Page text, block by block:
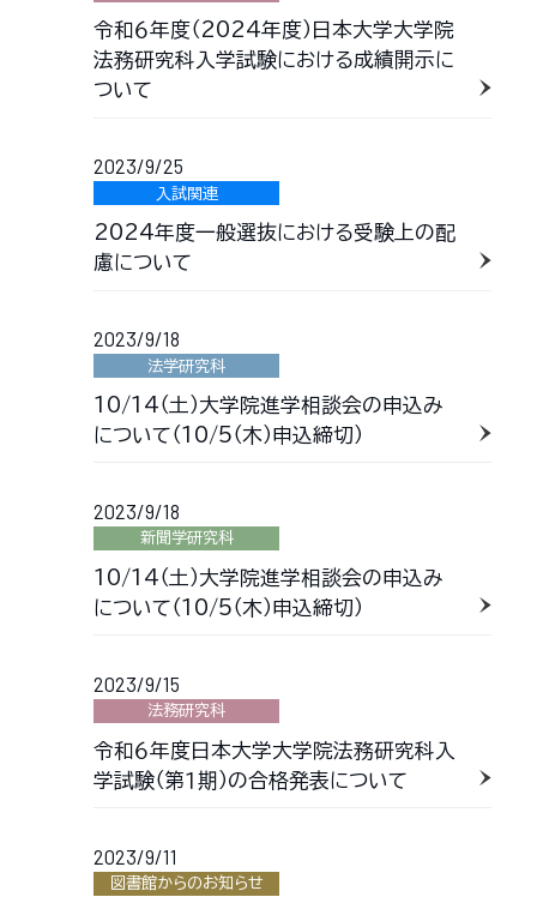
令和６年度（2024年度）日本大学大学院
法務研究科入学試験における成績開示に
ついて
2023/9/25
入試関連
2024年度一般選抜における受験上の配
慮について
2023/9/18
法学研究科
10/14（土）大学院進学相談会の申込み
について（10/5（木）申込締切）
2023/9/18
新聞学研究科
10/14（土）大学院進学相談会の申込み
について（10/5（木）申込締切）
2023/9/15
法務研究科
令和６年度日本大学大学院法務研究科入
学試験（第１期）の合格発表について
2023/9/11
図書館からのお知らせ